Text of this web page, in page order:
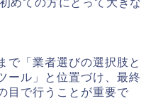
で「業者選びの選択肢と
ール」と位置づけ、最終
目で行うことが重要で